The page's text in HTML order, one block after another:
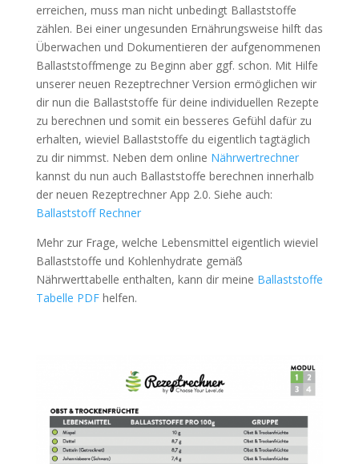
erreichen, muss man nicht unbedingt Ballaststoffe
zählen. Bei einer ungesunden Ernährungsweise hilft das
Überwachen und Dokumentieren der aufgenommenen
Ballaststoffmenge zu Beginn aber ggf. schon. Mit Hilfe
unserer neuen Rezeptrechner Version ermöglichen wir
dir nun die Ballaststoffe für deine individuellen Rezepte
zu berechnen und somit ein besseres Gefühl dafür zu
erhalten, wieviel Ballaststoffe du eigentlich tagtäglich
zu dir nimmst. Neben dem online Nährwertrechner
kannst du nun auch Ballaststoffe berechnen innerhalb
der neuen Rezeptrechner App 2.0. Siehe auch:
Ballaststoff Rechner
Mehr zur Frage, welche Lebensmittel eigentlich wieviel
Ballaststoffe und Kohlenhydrate gemäß
Nährwerttabelle enthalten, kann dir meine Ballaststoffe
Tabelle PDFhelfen.